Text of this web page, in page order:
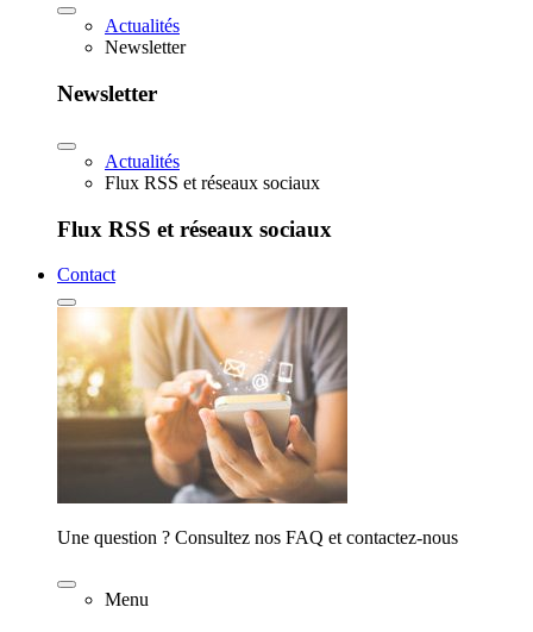
Actualités
Newsletter
Newsletter
Actualités
Flux RSS et réseaux sociaux
Flux RSS et réseaux sociaux
Contact
Une question ? Consultez nos FAQ et contactez-nous
Menu